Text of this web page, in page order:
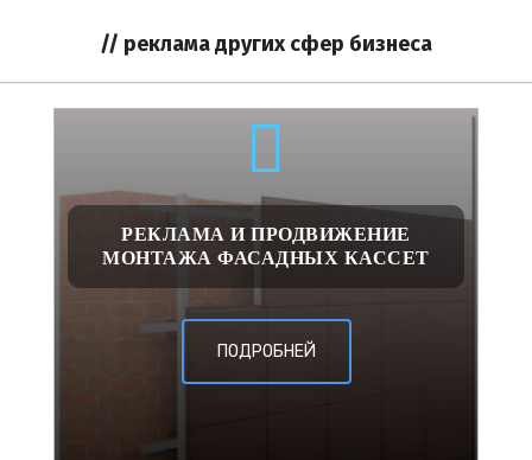
// реклама других сфер бизнеса
РЕКЛАМА И ПРОДВИЖЕНИЕ
МОНТАЖА ФАСАДНЫХ КАССЕТ
ПОДРОБНЕЙ